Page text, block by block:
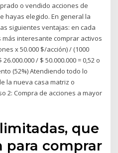
o vendido acciones de
hayas elegido. En general la
siguientes ventajas: en cada
interesante comprar activos
x 50.000 $/acción) / (1000
/ $ 50.000.000 = 0,52 o
(52%) Atendiendo todo lo
la nueva casa matriz o
2: Compra de acciones a mayor
que
para comprar